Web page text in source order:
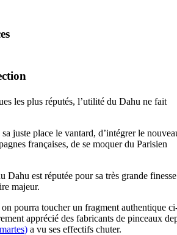
les plus réputés, l’utilité du Dahu ne fait
juste place le vantard, d’intégrer le
françaises, de se moquer du Parisien
Dahu est réputée pour sa très grande
majeur.
pourra toucher un fragment authentique
apprécié des fabricants de pinceaux
) a vu ses effectifs chuter.